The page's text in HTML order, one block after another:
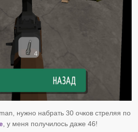
нужно набрать 30 очков стреляя по
, у меня получилось даже 46!